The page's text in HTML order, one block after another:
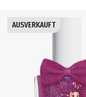
AUSVERKAUFT